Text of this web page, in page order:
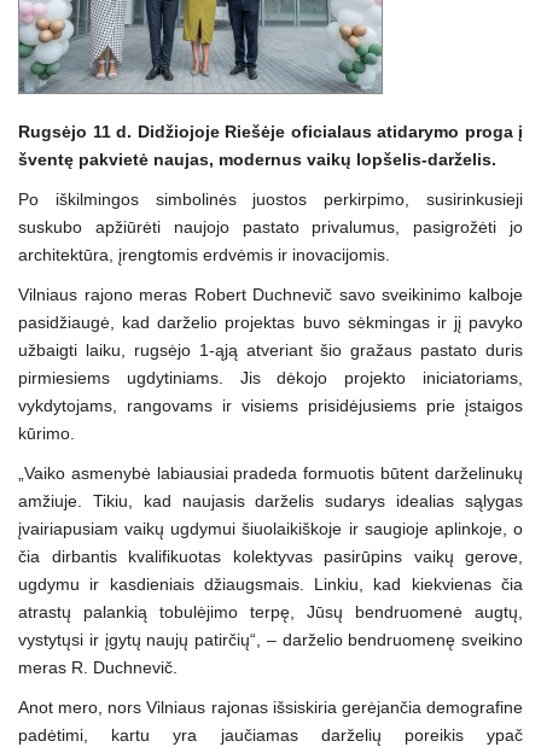
Rugsėjo 11 d. Didžiojoje Riešėje oficialaus atidarymo proga į
šventę pakvietė naujas, modernus vaikų lopšelis-darželis.
Po iškilmingos simbolinės juostos perkirpimo, susirinkusieji
suskubo apžiūrėti naujojo pastato privalumus, pasigrožėti jo
architektūra, įrengtomis erdvėmis ir inovacijomis.
Vilniaus rajono meras Robert Duchnevič savo sveikinimo kalboje
pasidžiaugė, kad darželio projektas buvo sėkmingas ir jį pavyko
užbaigti laiku, rugsėjo 1-ąją atveriant šio gražaus pastato duris
pirmiesiems ugdytiniams. Jis dėkojo projekto iniciatoriams,
vykdytojams, rangovams ir visiems prisidėjusiems prie įstaigos
kūrimo.
„Vaiko asmenybė labiausiai pradeda formuotis būtent darželinukų
amžiuje. Tikiu, kad naujasis darželis sudarys idealias sąlygas
įvairiapusiam vaikų ugdymui šiuolaikiškoje ir saugioje aplinkoje, o
čia dirbantis kvalifikuotas kolektyvas pasirūpins vaikų gerove,
ugdymu ir kasdieniais džiaugsmais. Linkiu, kad kiekvienas čia
atrastų palankią tobulėjimo terpę, Jūsų bendruomenė augtų,
vystytųsi ir įgytų naujų patirčių“, – darželio bendruomenę sveikino
meras R. Duchnevič.
Anot mero, nors Vilniaus rajonas išsiskiria gerėjančia demografine
padėtimi, kartu yra jaučiamas darželių poreikis ypač